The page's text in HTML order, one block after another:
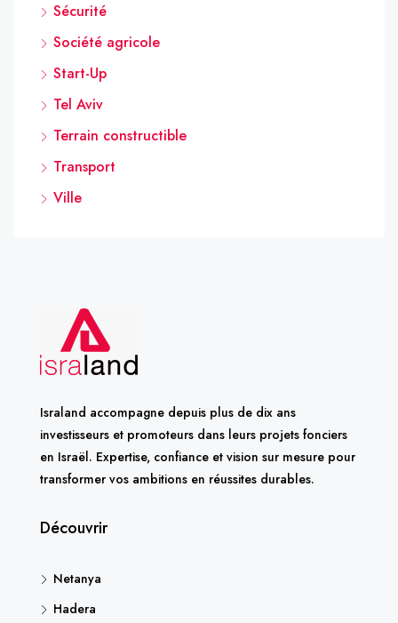
Sécurité
Société agricole
Start-Up
Tel Aviv
Terrain constructible
Transport
Ville
Israland accompagne depuis plus de dix ans
investisseurs et promoteurs dans leurs projets fonciers
en Israël. Expertise, confiance et vision sur mesure pour
transformer vos ambitions en réussites durables.
Découvrir
Netanya
Hadera